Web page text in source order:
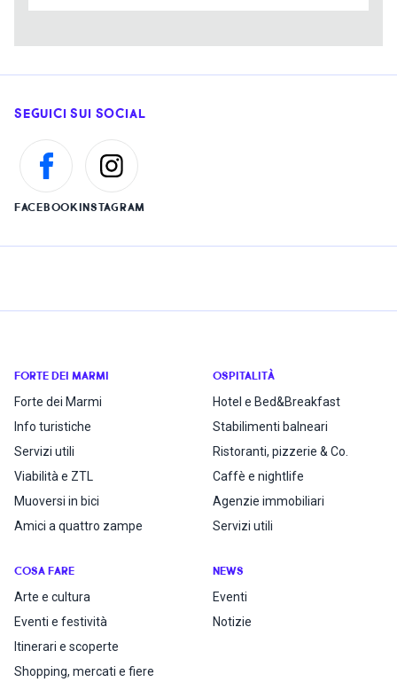
SEGUICI SUI SOCIAL
FACEBOOKINSTAGRAM
FORTE DEI MARMI
Forte dei Marmi
Info turistiche
Servizi utili
Viabilità e ZTL
Muoversi in bici
Amici a quattro zampe
OSPITALITÀ
Hotel e Bed&Breakfast
Stabilimenti balneari
Ristoranti, pizzerie & Co.
Caffè e nightlife
Agenzie immobiliari
Servizi utili
COSA FARE
Arte e cultura
Eventi e festività
Itinerari e scoperte
Shopping, mercati e fiere
NEWS
Eventi
Notizie